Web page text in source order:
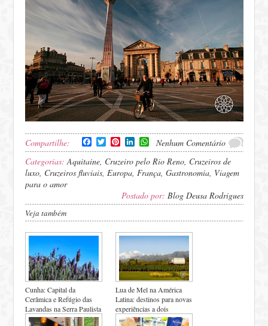
Compartilhe: Facebook
TwitterPinterestLinkedInWhatsApp
Nenhum Comentário
Categorias:Aquitaine, Cruzeiro pelo Rio Reno, Cruzeiros de
luxo, Cruzeiros fluviais,Europa,França,Gastronomia, Viagem
para o amor
Postado por: Blog Deusa Rodrigues
Veja também
Cunha: Capital da
Cerâmica e Refúgio das
Lavandas na Serra Paulista
Lua de Mel na América
Latina: destinos para novas
experiências a dois